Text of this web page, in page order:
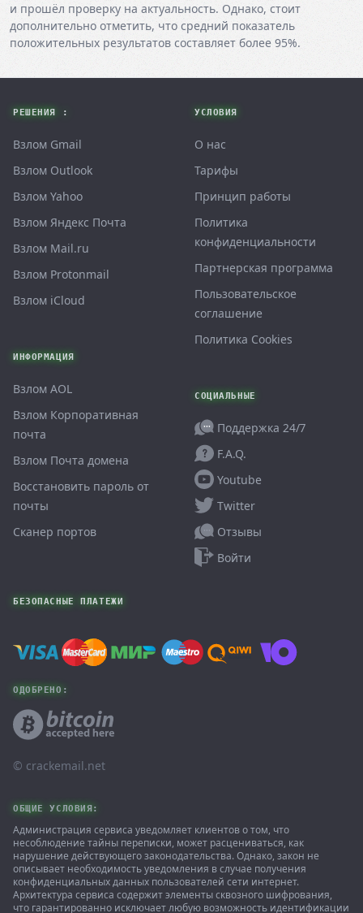
и прошёл проверку на актуальность. Однако, стоит
дополнительно отметить, что средний показатель
положительных результатов составляет более 95%.
РЕШЕНИЯ :
Взлом Gmail
Взлом Outlook
Взлом Yahoo
Взлом Яндекс Почта
Взлом Mail.ru
Взлом Protonmail
Взлом iCloud
ИНФОРМАЦИЯ
Взлом AOL
Взлом Корпоративная
почта
Взлом Почта домена
Восстановить пароль от
почты
Сканер портов
УСЛОВИЯ
О нас
Тарифы
Принцип работы
Политика
конфиденциальности
Партнерская программа
Пользовательское
соглашение
Политика Cookies
СОЦИАЛЬНЫЕ
Поддержка 24/7
F.A.Q.
Youtube
Twitter
Отзывы
Войти
БЕЗОПАСНЫЕ ПЛАТЕЖИ
ОДОБРЕНО:
© ‌crackemail.net
ОБЩИЕ УСЛОВИЯ:
Администрация сервиса уведомляет клиентов о том, что
несоблюдение тайны переписки, может расцениваться, как
нарушение действующего законодательства. Однако, закон не
описывает необходимость уведомления в случае получения
конфиденциальных данных пользователей сети интернет.
Архитектура сервиса содержит элементы сквозного шифрования,
что гарантированно исключает любую возможность идентификации